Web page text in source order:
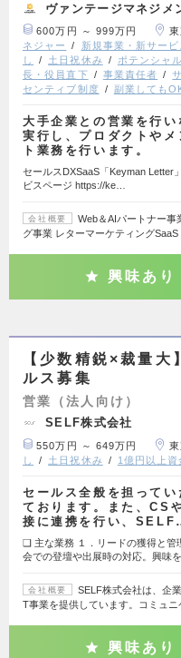
ヴァンテージマネジメ
600万円 ～ 999万円
ネジャー
新規事業・新サービ
し
土日祝休み ポテンシャ
長・役員直下
事業責任者
センティブ制度
副業しても
大手企業との営業を行
実行し、プロダクトや
ト業務を行います。
セールスDXSaaS「Keyman Letter
ビスページ https://ke…
会社概要
Web＆AIパートナー事
グ事業 レターマーケティング
興味あり
【少数精鋭×裁量
ルス募集
営業（法人向け）
SELF株式会社
550万円 ～ 649万円
し
土日祝休み 1億円以上資
セールス全般を担ってい
ております。また、CS
接に連携を行い、
❑ 主な業務 １．リードの獲得と管
会での登壇や出展時の対応。興味
会社概要
SELF株式会社は、企
T事業を提供しています。コミュニ
興味あり